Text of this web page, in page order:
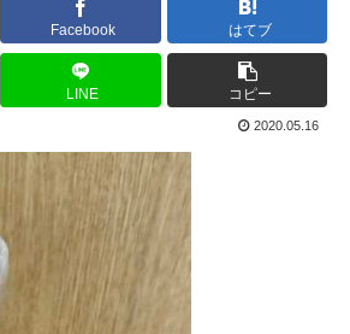
Facebook はてブ
LINE コピー
2020.05.16